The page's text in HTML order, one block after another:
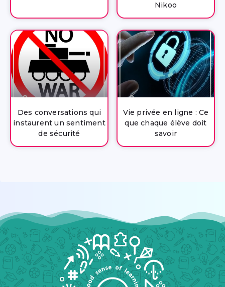
Nikoo
Des conversations qui
instaurent un sentiment
de sécurité
Vie privée en ligne : Ce
que chaque élève doit
savoir